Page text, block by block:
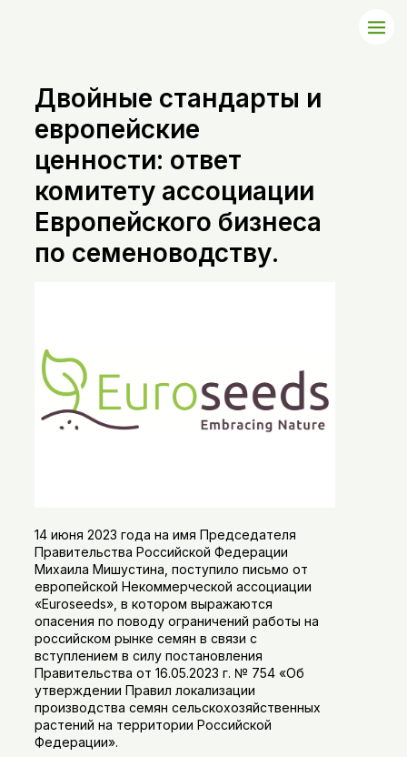
Двойные стандарты и
европейские
ценности: ответ
комитету ассоциации
Европейского бизнеса
по семеноводству.
14 июня 2023 года на имя Председателя
Правительства Российской Федерации
Михаила Мишустина, поступило письмо от
европейской Некоммерческой ассоциации
«Euroseeds», в котором выражаются
опасения по поводу ограничений работы на
российском рынке семян в связи с
вступлением в силу постановления
Правительства от 16.05.2023 г. № 754 «Об
утверждении Правил локализации
производства семян сельскохозяйственных
растений на территории Российской
Федерации».